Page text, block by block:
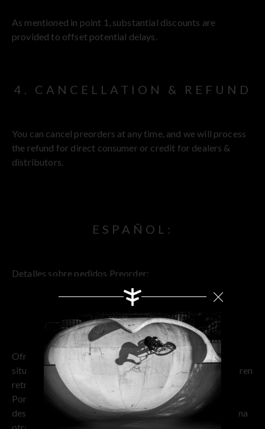
As mentioned in point 1, substantial discounts are
provided to offset potential delays.
4. CANCELLATION & REFUND
You can cancel preorders at any time, and we will process
the refund for direct consumer or credit for dealers &
distributors.
ESPAÑOL:
Detalles sobre pedidos Preorder:
1. DESCUENTOS
Ofrecemos importantes descuentos para compensar
situaciones en las que los artículos están agotados o sufren
retrasos en el envío.
Por favor, tenga en cuenta que las promociones y
descuentos no se pueden combinar entre sí ni con ninguna
Search